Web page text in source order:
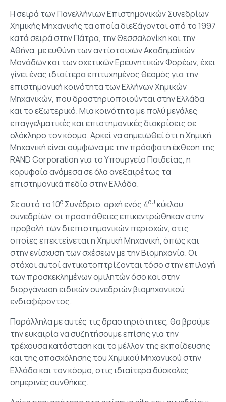
Η σειρά των Πανελλήνιων Επιστημονικών Συνεδρίων
Χημικής Μηχανικής τα οποία διεξάγονται από το 1997
κατά σειρά στην Πάτρα, την Θεσσαλονίκη και την
Αθήνα, με ευθύνη των αντίστοιχων Ακαδημαϊκών
Μονάδων και των σχετικών Ερευνητικών Φορέων, έχει
γίνει ένας ιδιαίτερα επιτυχημένος θεσμός για την
επιστημονική κοινότητα των Ελλήνων Χημικών
Μηχανικών, που δραστηριοποιούνται στην Ελλάδα
και το εξωτερικό. Μια κοινότητα με πολύ μεγάλες
επαγγελματικές και επιστημονικές διακρίσεις σε
ολόκληρο τον κόσμο. Αρκεί να σημειωθεί ότι η Χημική
Μηχανική είναι σύμφωνα με την πρόσφατη έκθεση της
RAND Corporation για το Υπουργείο Παιδείας, η
κορυφαία ανάμεσα σε όλα ανεξαιρέτως τα
επιστημονικά πεδία στην Ελλάδα.
Σε αυτό το 10ο Συνέδριο, αρχή ενός 4ου κύκλου
συνεδρίων, οι προσπάθειες επικεντρώθηκαν στην
προβολή των διεπιστημονικών περιοχών, στις
οποίες επεκτείνεται η Χημική Μηχανική, όπως και
στην ενίσχυση των σχέσεων με την Βιομηχανία. Οι
στόχοι αυτοί αντικατοπτρίζονται τόσο στην επιλογή
των προσκεκλημένων ομιλητών όσο και στην
διοργάνωση ειδικών συνεδριών βιομηχανικού
ενδιαφέροντος.
Παράλληλα με αυτές τις δραστηριότητες, θα βρούμε
την ευκαιρία να συζητήσουμε επίσης για την
τρέχουσα κατάσταση και το μέλλον της εκπαίδευσης
και της απασχόλησης του Χημικού Μηχανικού στην
Ελλάδα και τον κόσμο, στις ιδιαίτερα δύσκολες
σημερινές συνθήκες.